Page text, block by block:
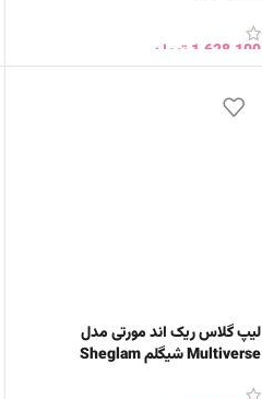
1,628,100 تومان
لیپ گلاس ریک اند مورتی مدل
Multiverse شیگلم Sheglam